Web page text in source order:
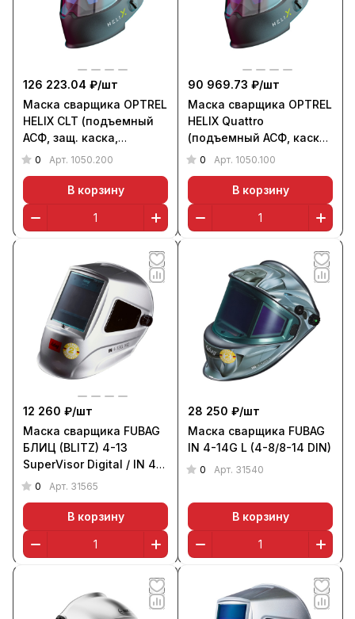
126 223.04 ₽/шт
Маска сварщика OPTREL
HELIX CLT (подъемный
АСФ, защ. каска,
оголовье IsoFit, 2/4-12)
0 Арт. 1050.200
В корзину
90 969.73 ₽/шт
Маска сварщика OPTREL
HELIX Quattro
(подъемный АСФ, каска,
оголовье IsoFit, 3/4-13)
0 Арт. 1050.100
В корзину
12 260 ₽/шт
Маска сварщика FUBAG
БЛИЦ (BLITZ) 4-13
SuperVisor Digital / IN 4-
13G M 2 (4-13 DIN)
0 Арт. 31565
В корзину
28 250 ₽/шт
Маска сварщика FUBAG
IN 4-14G L (4-8/8-14 DIN)
0 Арт. 31540
В корзину